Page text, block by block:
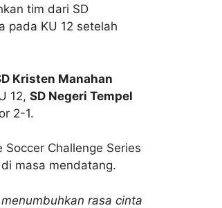
tim dari SD
pada KU 12 setelah
Kristen Manahan
12, SD Negeri Tempel
2-1.
Challenge Series
masa mendatang.
rasa cinta